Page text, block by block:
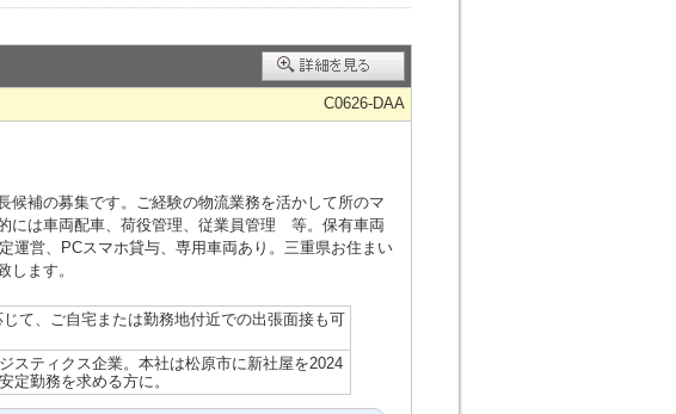
C0626-DAA
候補の募集です。ご経験の物流業務を活かして所のマ
には車両配車、荷役管理、従業員管理 等。保有車両
運営、PCスマホ貸与、専用車両あり。三重県お住まい
します。
て、ご自宅または勤務地付近での出張面接も可
スティクス企業。本社は松原市に新社屋を2024
定勤務を求める方に。